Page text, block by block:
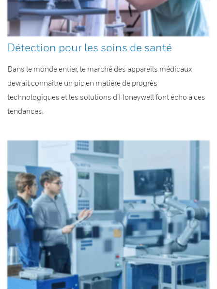
Détection pour les soins de santé
Dans le monde entier, le marché des appareils médicaux
devrait connaître un pic en matière de progrès
technologiques et les solutions d’Honeywell font écho à ces
tendances.